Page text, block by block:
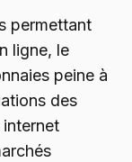
permettant
ligne, le
peine à
des
internet